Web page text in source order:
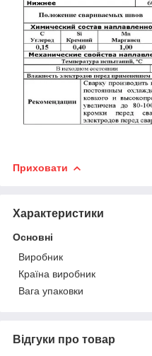
Приховати
Характеристики
Основні
Виробник
Країна виробник
Вага упаковки
Відгуки про товар